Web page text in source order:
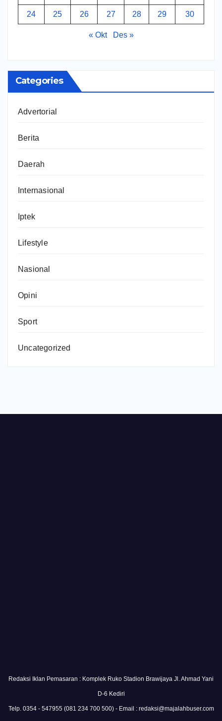
24 25 26 27 28 29 30
« Okt Des »
Categories
Advertorial
Berita
Daerah
Internasional
Iptek
Lifestyle
Nasional
Opini
Sport
Uncategorized
Redaksi Iklan Pemasaran : Komplek Ruko Stadion Brawijaya Jl. Ahmad Yani
D-6 Kediri
Telp. 0354 - 547955 (081 234 700 500) - Email : redaksi@majalahbuser.com